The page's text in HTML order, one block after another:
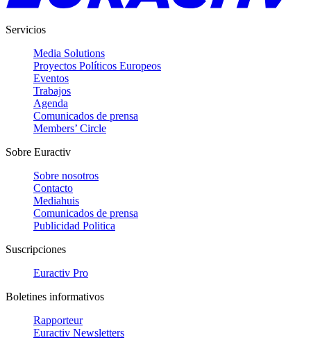
Servicios
Media Solutions
Proyectos Políticos Europeos
Eventos
Trabajos
Agenda
Comunicados de prensa
Members’ Circle
Sobre Euractiv
Sobre nosotros
Contacto
Mediahuis
Comunicados de prensa
Publicidad Politica
Suscripciones
Euractiv Pro
Boletines informativos
Rapporteur
Euractiv Newsletters